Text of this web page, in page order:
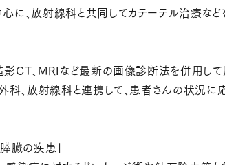
に、放射線科と共同してカテーテル治療な
CT、MRIなど最新の画像診断法を併用して
外科、放射線科と連携して、患者さんの状
臓の疾患」